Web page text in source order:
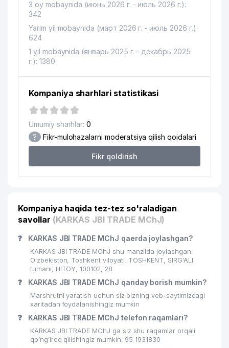
MILLIY KINOLOGLAR MARKAZI
20 INTERLOGISTICS QK MChJ
21 ASL OYNA MChJ
CONSTANT CHEMICALS MChJ
3 oy mobaynida (июнь 2026 г. - июль 2026 г.):
342
Yarim yil mobaynida (март 2026 г. - июль 2026 г.):
624
1 yil mobaynida (январь 2025 г. - декабрь 2025
г.): 1380
Kompaniya sharhlari statistikasi
Umumiy sharhlar: 0
? Fikr-mulohazalarni moderatsiya qilish qoidalari
Fikr qoldirish
Kompaniya haqida tez-tez so'raladigan
savollar (KARKAS JBI TRADE MChJ)
❓ KARKAS JBI TRADE MChJ qaerda joylashgan?
KARKAS JBI TRADE MChJ shu manzilda joylashgan:
O'zbekiston, Toshkent viloyati, TOSHKENT, SIRG'ALI
tumani, HITOY, 100102, 28.
❓ KARKAS JBI TRADE MChJ qanday borish mumkin?
Marshrutni yaratish uchun siz bizning veb-saytimizdagi
xaritadan foydalanishingiz mumkin
❓ KARKAS JBI TRADE MChJ telefon raqamlari?
KARKAS JBI TRADE MChJ ga siz shu raqamlar orqali
qo’ng’iroq qilishingiz mumkin: 95 1931830